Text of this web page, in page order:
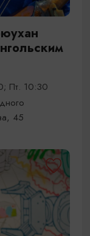
Пт. 10:30
45